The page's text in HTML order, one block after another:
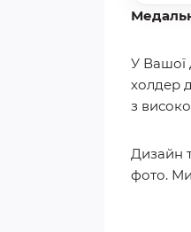
У Вашої
холдер
з
Дизайн
фото. Ми